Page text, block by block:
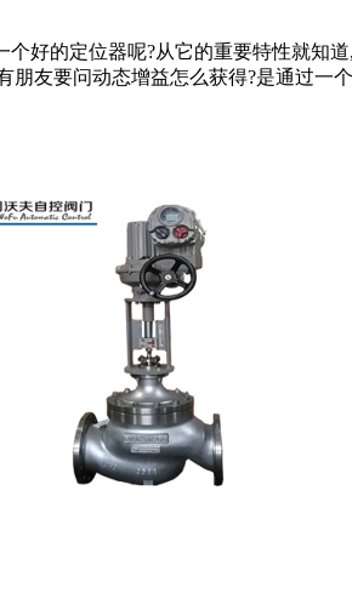
好的定位器呢?从它的重要特性就知
友要问动态增益怎么获得?是通过一